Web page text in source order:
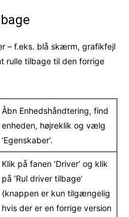
– f.eks. blå skærm, grafikfejl
rulle tilbage til den forrige
Åbn Enhedshåndtering, find
enheden, højreklik og vælg
‘Egenskaber’.
Klik på fanen ‘Driver’ og klik
på ‘Rul driver tilbage’
(knappen er kun tilgængelig
hvis der er en forrige version